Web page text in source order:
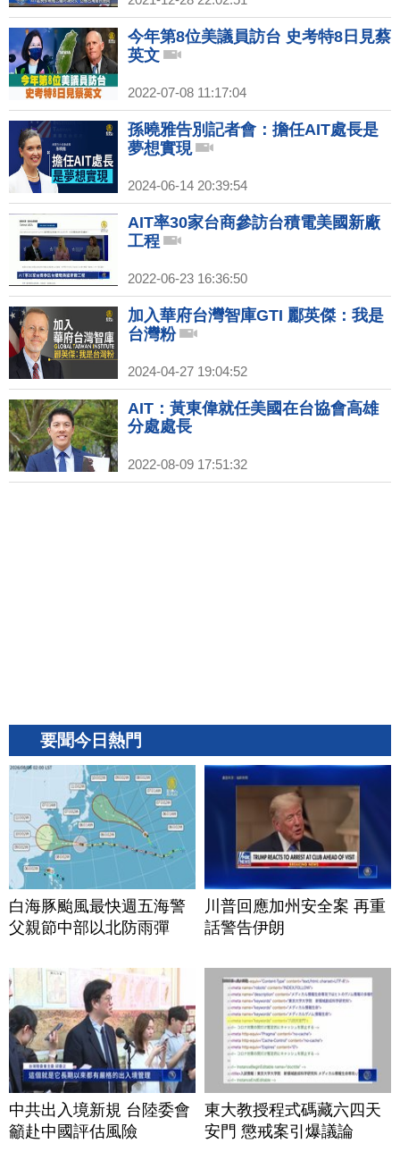
今年第8位美議員訪台 史考特8日見蔡
英文
2022-07-08 11:17:04
孫曉雅告別記者會：擔任AIT處長是
夢想實現
2024-06-14 20:39:54
AIT率30家台商參訪台積電美國新廠
工程
2022-06-23 16:36:50
加入華府台灣智庫GTI 酈英傑：我是
台灣粉
2024-04-27 19:04:52
AIT：黃東偉就任美國在台協會高雄
分處處長
2022-08-09 17:51:32
要聞今日熱門
白海豚颱風最快週五海警
父親節中部以北防雨彈
川普回應加州安全案 再重
話警告伊朗
中共出入境新規 台陸委會
籲赴中國評估風險
東大教授程式碼藏六四天
安門 懲戒案引爆議論